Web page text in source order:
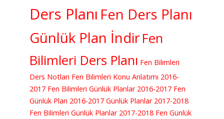
Ders Planı Fen Ders Planı
Günlük Plan İndirFen
Bilimleri Ders Planı Fen Bilimleri
Ders Notları Fen Bilimleri Konu Anlatımı 2016-
2017 Fen Bilimleri Günlük Planlar 2016-2017 Fen
Günlük Plan 2016-2017 Günlük Planlar 2017-2018
Fen Bilimleri Günlük Planlar 2017-2018 Fen Günlük